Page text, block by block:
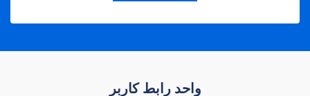
واحد رابط کاربر